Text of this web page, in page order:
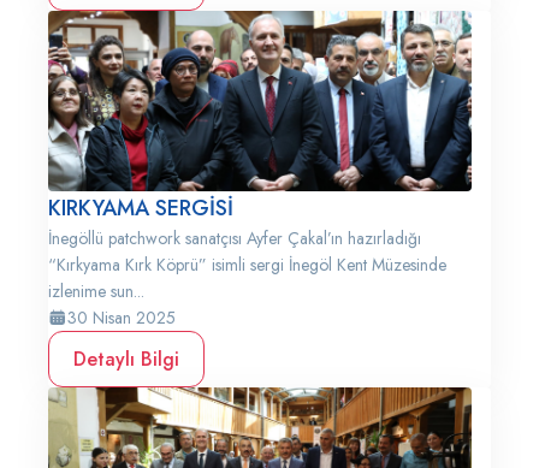
KIRKYAMA SERGİSİ
İnegöllü patchwork sanatçısı Ayfer Çakal’ın hazırladığı
“Kırkyama Kırk Köprü” isimli sergi İnegöl Kent Müzesinde
izlenime sun...
30 Nisan 2025
Detaylı Bilgi